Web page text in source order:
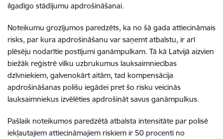
ilgadīgo stādījumu apdrošināšanai.
Noteikumu grozījumos paredzēts, ka no šā gada attiecināmais
risks, par kura apdrošināšanu var saņemt atbalstu, ir arī
plēsēju nodarītie postījumi ganāmpulkam. Tā kā Latvijā aizvien
biežāk reģistrē vilku uzbrukumus lauksaimniecības
dzīvniekiem, galvenokārt aitām, tad kompensācija
apdrošināšanas polišu iegādei pret šo risku veicinās
lauksaimniekus izvēlēties apdrošināt savus ganāmpulkus.
Pašlaik noteikumos paredzētā atbalsta intensitāte par polisē
iekļautajiem attiecināmajiem riskiem ir 50 procenti no